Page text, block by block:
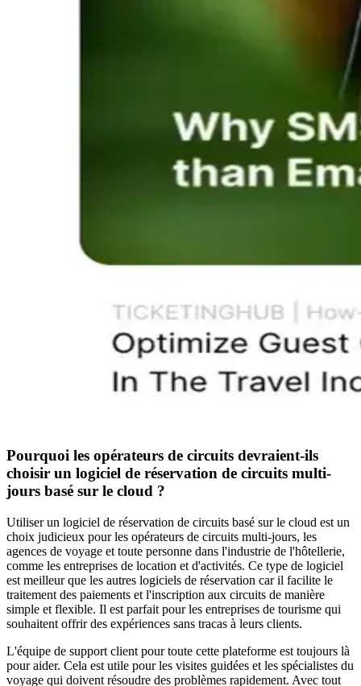
Pourquoi les opérateurs de circuits devraient-ils
choisir un logiciel de réservation de circuits multi-
jours basé sur le cloud ?
Utiliser un logiciel de réservation de circuits basé sur le cloud est un
choix judicieux pour les opérateurs de circuits multi-jours, les
agences de voyage et toute personne dans l'industrie de l'hôtellerie,
comme les entreprises de location et d'activités. Ce type de logiciel
est meilleur que les autres logiciels de réservation car il facilite le
traitement des paiements et l'inscription aux circuits de manière
simple et flexible. Il est parfait pour les entreprises de tourisme qui
souhaitent offrir des expériences sans tracas à leurs clients.
L'équipe de support client pour toute cette plateforme est toujours là
pour aider. Cela est utile pour les visites guidées et les spécialistes du
voyage qui doivent résoudre des problèmes rapidement. Avec tout